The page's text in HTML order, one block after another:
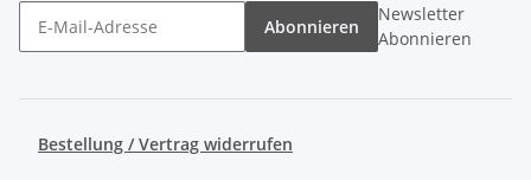
Abonnieren
Newsletter
Abonnieren
Bestellung / Vertrag widerrufen